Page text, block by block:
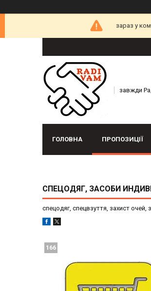
зараз у
завжди
ГОЛОВНА ПРОПОЗИЦІЇ
СПЕЦОДЯГ, ЗАСОБИ
спецодяг, спецвзуття, захист очей,
166